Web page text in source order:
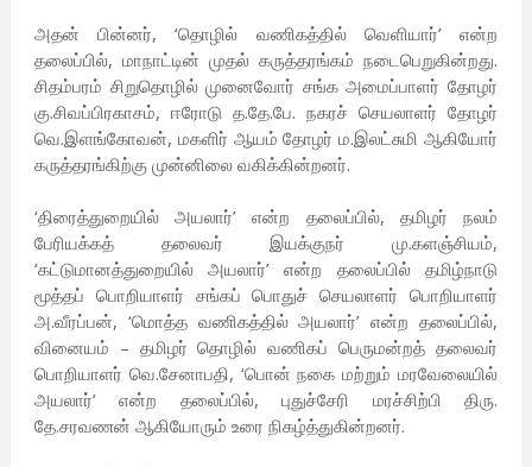
அதன் பின்னர், ‘தொழில் வணிகத்தில் வெளியார்’ என்ற
தலைப்பில், மாநாட்டின் முதல் கருத்தரங்கம் நடைபெறுகின்றது.
சிதம்பரம் சிறுதொழில் முனைவோர் சங்க அமைப்பாளர் தோழர்
கு.சிவப்பிரகாசம், ஈரோடு த.தே.பே. நகரச் செயலாளர் தோழர்
வெ.இளங்கோவன், மகளிர் ஆயம் தோழர் ம.இலட்சுமி ஆகியோர்
கருத்தரங்கிற்கு முன்னிலை வகிக்கின்றனர்.
‘திரைத்துறையில் அயலார்’ என்ற தலைப்பில், தமிழர் நலம்
பேரியக்கத் தலைவர் இயக்குநர் மு.களஞ்சியம்,
‘கட்டுமானத்துறையில் அயலார்’ என்ற தலைப்பில் தமிழ்நாடு
மூத்தப் பொறியாளர் சங்கப் பொதுச் செயலாளர் பொறியாளர்
அ.வீரப்பன், ‘மொத்த வணிகத்தில் அயலார்’ என்ற தலைப்பில்,
வினையம் – தமிழர் தொழில் வணிகப் பெருமன்றத் தலைவர்
பொறியாளர் வெ.சேனாபதி, ‘பொன் நகை மற்றும் மரவேலையில்
அயலார்’ என்ற தலைப்பில், புதுச்சேரி மரச்சிற்பி திரு.
தே.சரவணன் ஆகியோரும் உரை நிகழ்த்துகின்றனர்.